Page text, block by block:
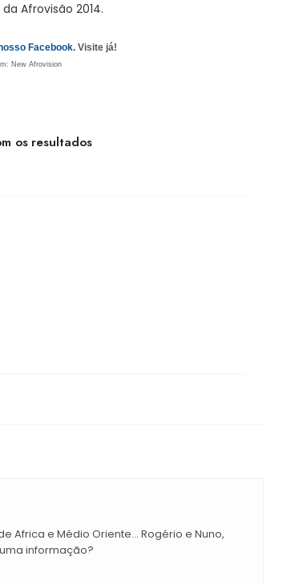
Afrovisão 2014.
Facebook. Visite já!
New Afrovision
os resultados
Africa e Médio Oriente... Rogério e Nuno,
informação?